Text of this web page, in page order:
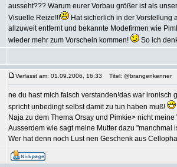
ausseht??? Warum eurer Vorbau größer ist als
Visuelle Reize!!!
Hat sicherlich in der
allzuweit entfernt und bekannte Modefirmen wie
wieder mehr zum Vorschein kommen!
So ich
Verfasst am: 01.09.2006, 16:33 Titel: @brangenkenner
ne du hast mich falsch verstanden!das war ironisch
spricht unbedingt selbst damit zu tun haben muß!
Naja zu dem Thema Orsay und Pimkie> nicht
Ausserdem wie sagt meine Mutter dazu
Wer hat denn noch Lust nen Geschenk aus